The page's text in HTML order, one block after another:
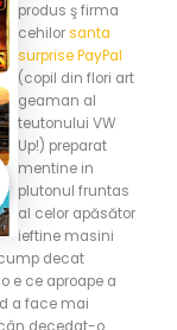
produs ş firma
cehilorsanta
surprise PayPal
(copil din flori art
geaman al
teutonului VW
Up!) preparat
mentine in
plutonul fruntas
al celor apăsător
ieftine masini
decat
e ce aproape a
a face mai